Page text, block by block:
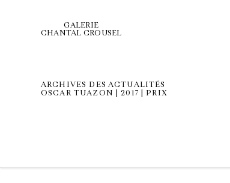
GALERIE
CHANTAL CROUSEL
ARCHIVES DES ACTUALITÉS
OSCAR TUAZON | 2017 | PRIX